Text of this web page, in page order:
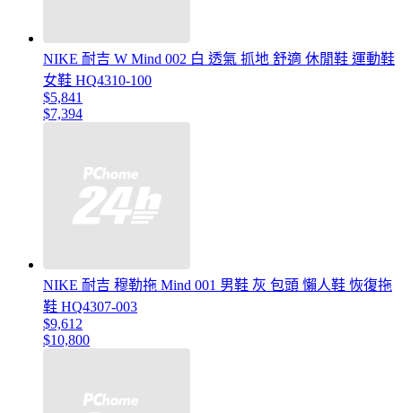
NIKE 耐吉 W Mind 002 白 透氣 抓地 舒適 休閒鞋 運動鞋
女鞋 HQ4310-100
$5,841
$7,394
NIKE 耐吉 穆勒拖 Mind 001 男鞋 灰 包頭 懶人鞋 恢復拖
鞋 HQ4307-003
$9,612
$10,800